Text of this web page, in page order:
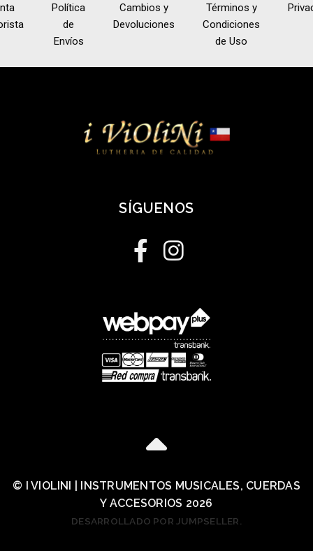
Política
de
Envíos
Cambios y
Devoluciones
Términos y
Condiciones
de Uso
SÍGUENOS
© I VIOLINI | INSTRUMENTOS MUSICALES, CUERDAS
Y ACCESORIOS 2026
DESARROLLADO POR JUMPSELLER